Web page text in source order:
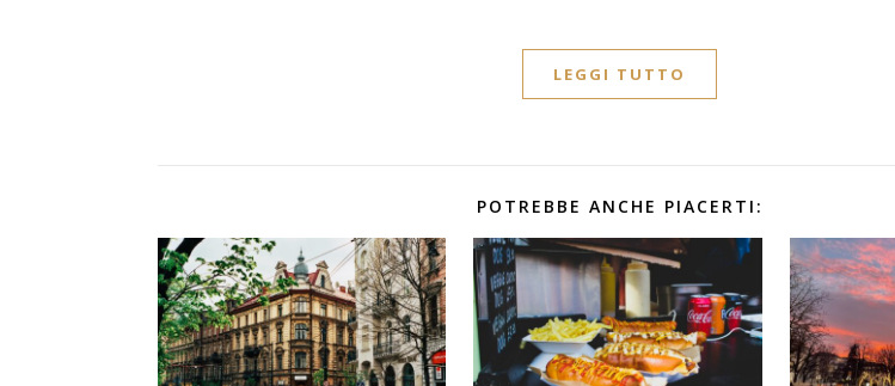
LEGGI TUTTO
POTREBBE ANCHE PIACERTI: